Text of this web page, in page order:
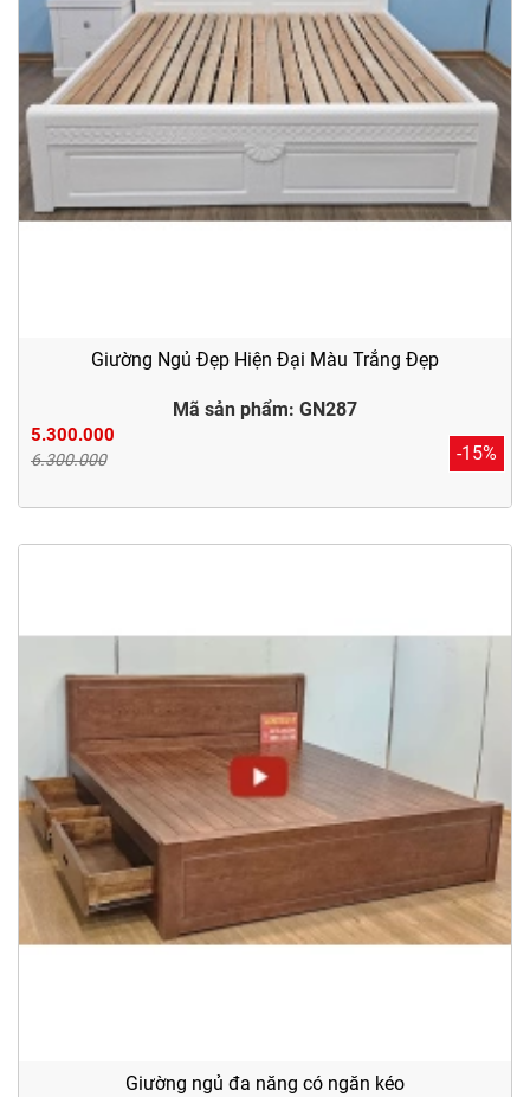
Giường Ngủ Đẹp Hiện Đại Màu Trắng Đẹp
Mã sản phẩm: GN287
5.300.000
6.300.000 -15%
Giường ngủ đa năng có ngăn kéo